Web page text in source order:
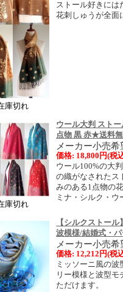
庫切れ
ストール好きには
花刺しゅうが全面
庫切れ
ウール大判 スト
点物 黒 赤★送料
メーカー小売
価格: 18,800円(税
ウール100%の大
の織がなされたス
みのある1点物の
ミナ・シルク・ウ
【シルクストー
波模様/結婚式・
メーカー小売
価格: 12,212円(税
ミッソーニ風の
リー模様と波型
ただけます。